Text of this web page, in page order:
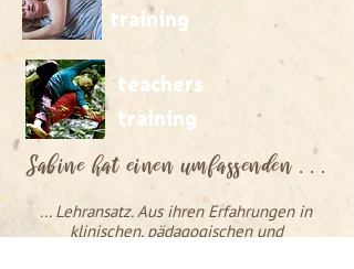
training
teachers
training
Sabine hat einen umfassenden . . .
... Lehransatz. Aus ihren Erfahrungen in
klinischen, pädagogischen und